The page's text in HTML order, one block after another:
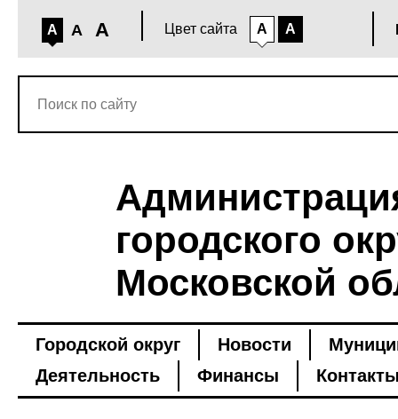
A A A Цвет сайта A A
городского
Московской
Городской округ Новости
Деятельность
Финансы